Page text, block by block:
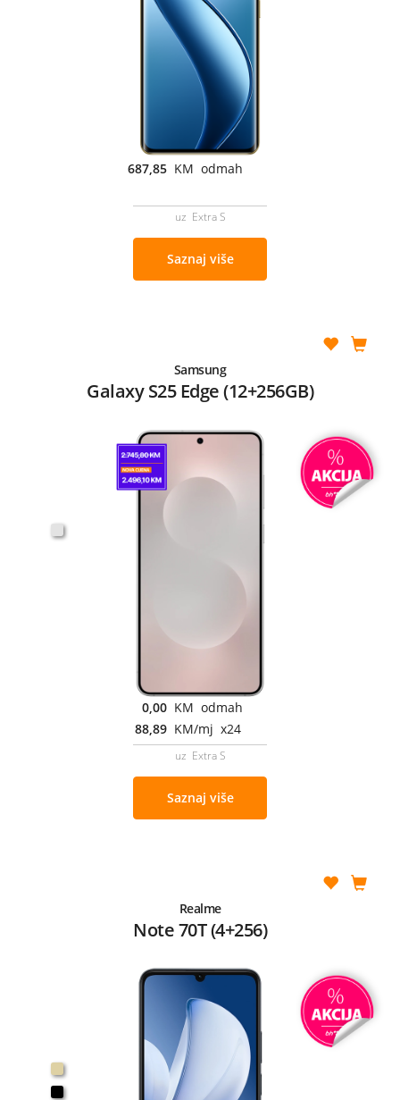
687,85 KM odmah
uz Extra S
Saznaj više
Samsung
Galaxy S25 Edge (12+256GB)
0,00 KM odmah
88,89 KM/mj x24
uz Extra S
Saznaj više
Realme
Note 70T (4+256)